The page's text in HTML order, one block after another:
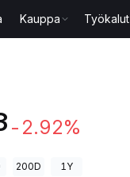
Kauppa Työkalut
-2.92%
200D 1Y